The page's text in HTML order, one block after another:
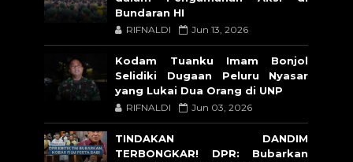
Bundaran HI
RIFNALDI Jun 13, 2026
Kodam Tuanku Imam Bonjol
Selidiki Dugaan Peluru Nyasar
yang Lukai Dua Orang di UNP
RIFNALDI Jun 03, 2026
TINDAKAN DANDIM
TERBONGKAR! DPR: Bubarkan